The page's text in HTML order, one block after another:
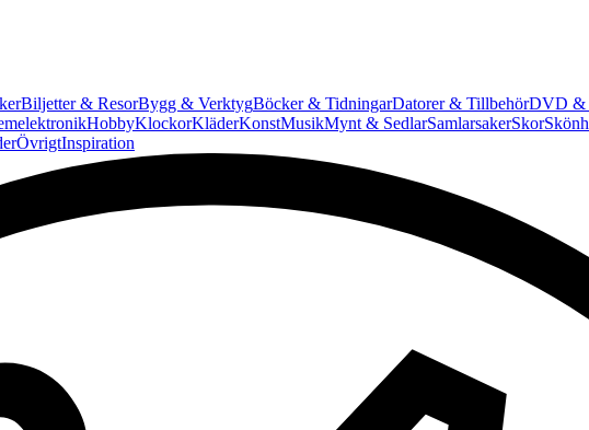
Biljetter & ResorBygg & VerktygBöcker & TidningarDatorer & TillbehörDVD &
HobbyKlockorKläderKonstMusikMynt & SedlarSamlarsakerSkor
ÖvrigtInspiration